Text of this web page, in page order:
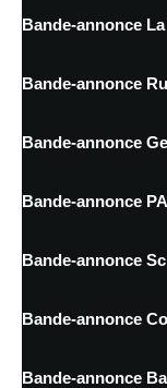
Bande-annonce
Bande-annonce
Bande-annonce
Bande-annonce
Bande-annonce
Bande-annonce
Bande-annonce